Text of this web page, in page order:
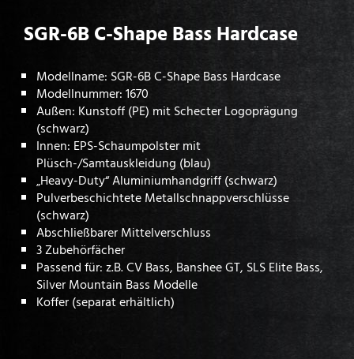
SGR-6B C-Shape Bass Hardcase
Modellname: SGR-6B C-Shape Bass Hardcase
Modellnummer: 1670
Außen: Kunstoff (PE) mit Schecter Logoprägung
(schwarz)
Innen: EPS-Schaumpolster mit
Plüsch-/Samtauskleidung (blau)
„Heavy-Duty“ Aluminiumhandgriff (schwarz)
Pulverbeschichtete Metallschnappverschlüsse
(schwarz)
Abschließbarer Mittelverschluss
3 Zubehörfächer
Passend für: z.B. CV Bass, Banshee GT, SLS Elite Bass,
Silver Mountain Bass Modelle
Koffer (separat erhältlich)